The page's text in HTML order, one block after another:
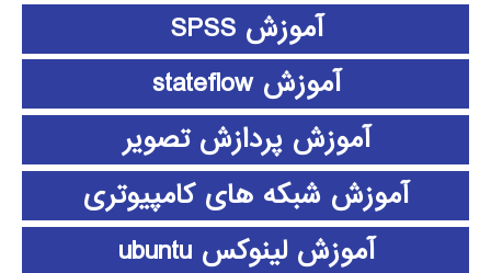
آموزش SPSS
آموزش stateflow
آموزش پردازش تصویر
آموزش شبکه های کامپیوتری
آموزش لینوکس ubuntu